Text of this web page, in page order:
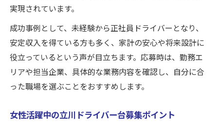
不在が少なくストレスの少ない働き方を実
感
ドライバー求人で重視される研修制度とは
台募集が進む今注目のドライバー求人とは
軽貨物台募集が進む立川のドライバー求人
特集
介
実現されています。
成功事例として、未経験から正社員ドライバーとなり、
安定収入を得ている方も多く、家計の安心や将来設計に
役立っているという声が目立ちます。応募時は、勤務エ
リアや担当企業、具体的な業務内容を確認し、自分に合
った職場を選ぶことをおすすめします。
女性活躍中の立川ドライバー台募集ポイント